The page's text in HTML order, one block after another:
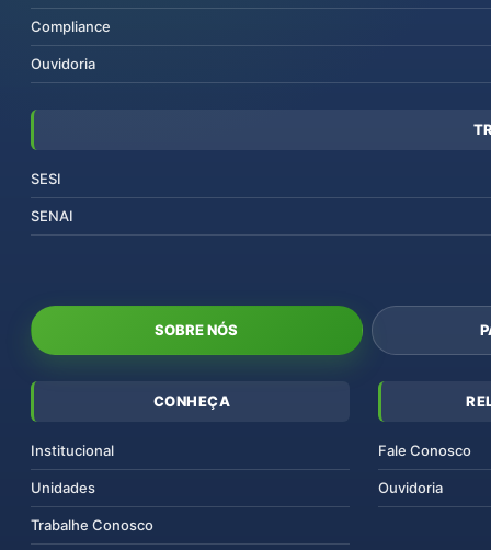
Compliance
Ouvidoria
SESI
SENAI
SOBRE NÓS
CONHEÇA
Institucional
Unidades
Trabalhe Conosco
Fale Conosco
Ouvidoria